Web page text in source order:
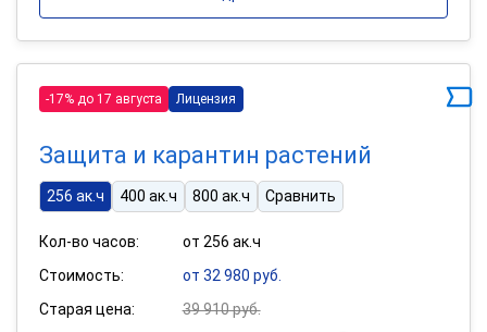
-17% до 17 августа Лицензия
Защита и карантин растений
256 ак.ч 400 ак.ч 800 ак.ч Сравнить
Кол-во часов:
от 256 ак.ч
Стоимость:
от 32 980 руб.
Старая цена:
39 910 руб.